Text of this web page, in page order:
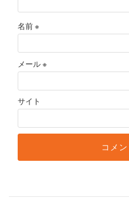
名前※
メール※
サイト